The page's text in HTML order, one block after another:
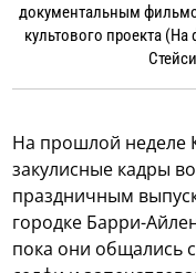
документальным
культового проекта
На прошлой неделе
закулисные кадры
праздничным
городке Барри-
пока они общались